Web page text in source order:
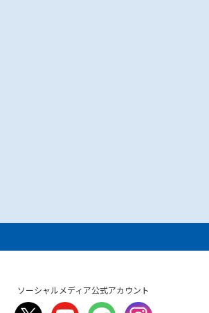
ソーシャルメディア公式アカウント